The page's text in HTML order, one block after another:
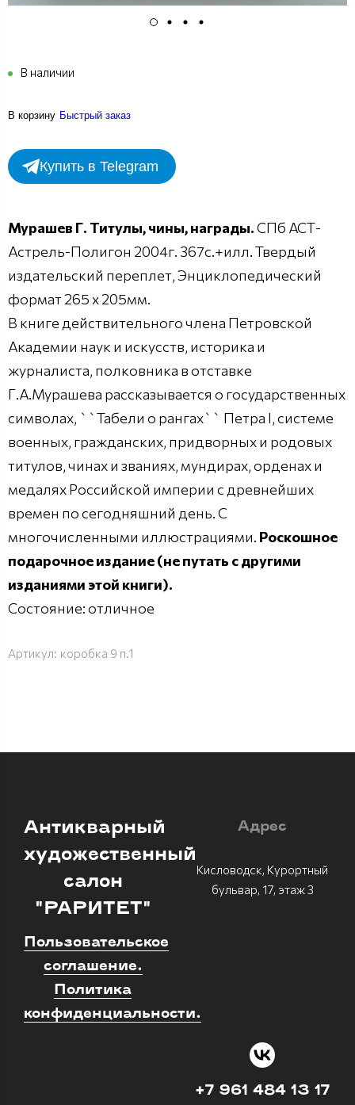
В наличии
В корзину Быстрый заказ
Купить в Telegram
Мурашев Г. Титулы, чины, награды.СПб АСТ-
Астрель-Полигон 2004г. 367с.+илл. Твердый
издательский переплет, Энциклопедический
формат 265 х 205мм.
В книге действительного члена Петровской
Академии наук и искусств, историка и
журналиста, полковника в отставке
Г.А.Мурашева рассказывается о государственных
символах, ``Табели о рангах`` Петра I, системе
военных, гражданских, придворных и родовых
титулов, чинах и званиях, мундирах, орденах и
медалях Российской империи с древнейших
времен по сегодняшний день. С
многочисленными иллюстрациями. Роскошное
подарочное издание (не путать с другими
изданиями этой книги).
Состояние: отличное
Артикул: коробка 9 п.1
Антикварный
художественный
салон
"РАРИТЕТ"
Пользовательское
соглашение.
Политика
конфиденциальности.
Адрес
Кисловодск, Курортный
бульвар, 17, этаж 3
+7 961 484 13 17